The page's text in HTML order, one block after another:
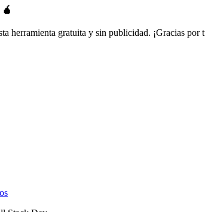
herramienta gratuita y sin publicidad. ¡Gracias por